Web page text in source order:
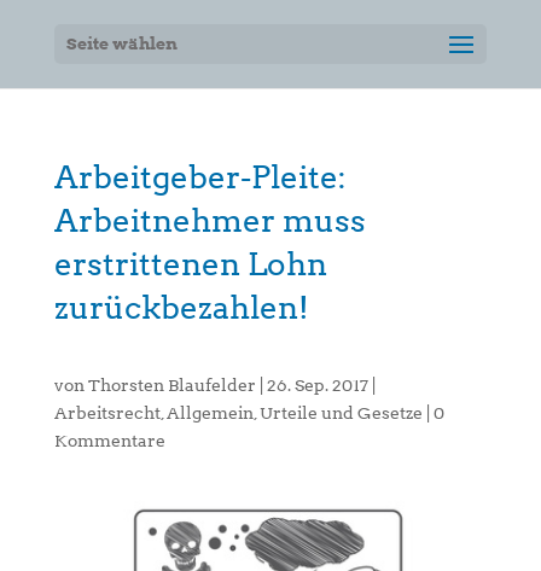
Seite wählen
Arbeitgeber-Pleite:
Arbeitnehmer muss
erstrittenen Lohn
zurückbezahlen!
von Thorsten Blaufelder 26. Sep. 2017|
Arbeitsrecht, Allgemein Urteile und Gesetze
0
Kommentare